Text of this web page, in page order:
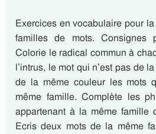
Exercices en vocabulaire pour
familles de mots. Consignes
Colorie le radical commun à
l’intrus, le mot qui n’est pas de
de la même couleur les mots
même famille. Complète les
appartenant à la même famille
Ecris deux mots de la même